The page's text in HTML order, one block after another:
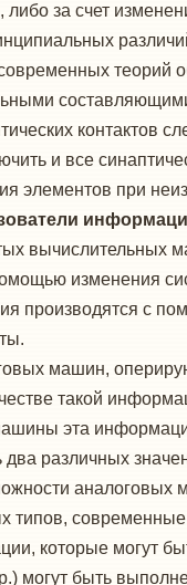
либо за счет
теорий
контактов
и все
элементов при
вычислительных
изменения
производятся с
машин,
такой
эта
различных
аналоговых
типов,
которые могут
могут быть